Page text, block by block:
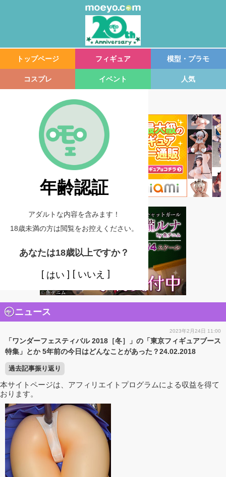
トップページ フィギュア 模型・プラモ
コスプレ イベント 人気
年齢認証
アダルトな内容を含みます！
18歳未満の方は閲覧をお控えください。
あなたは18歳以上ですか？
はい いいえ
ニュース
2023年2月24日 11:00
「ワンダーフェスティバル 2018［冬］」の「東京フィギュアブース
特集」とか 5年前の今日はどんなことがあった？24.02.2018
過去記事振り返り
本サイトページは、アフィリエイトプログラムによる収益を得て
おります。